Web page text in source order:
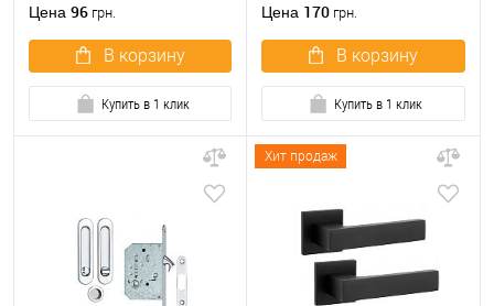
Цена 96 грн.
В корзину
Купить в 1 клик
Цена 170 грн.
В корзину
Купить в 1 клик
Хит продаж